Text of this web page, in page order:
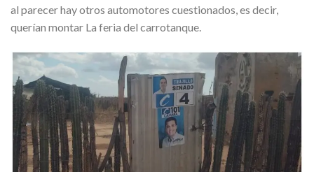
al parecer hay otros automotores cuestionados, es decir,
querían montar La feria del carrotanque.